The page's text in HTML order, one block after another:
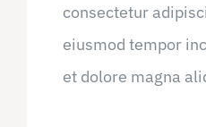
consectetur
eiusmod tempor
et dolore magna